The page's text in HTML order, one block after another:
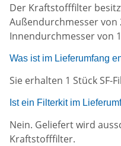
Der Kraftstofffilter
Außendurchmesser von
Innendurchmesser von
Was ist im Lieferumfang
Sie erhalten 1 Stück SF-
Ist ein Filterkit im
Nein. Geliefert wird
Kraftstofffilter.